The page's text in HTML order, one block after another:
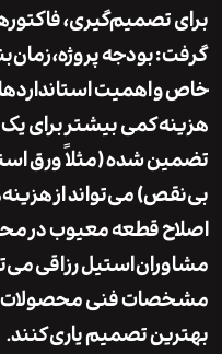
فاکتورهای
بودجه پروژه،زمان‌بندی
واهمیت استانداردهای
کمی بیشتر برای یک محصول
شده (مثلاً ورق استیل
می‌تواند از هزینه‌های
قطعه معیوب در محل
استیل رزاقیمی‌توانند
فنی محصولات داخلی و
تصمیم یاری کنند.